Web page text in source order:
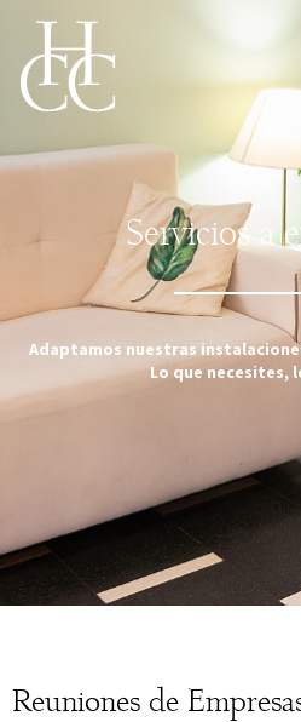
Servicios a
Adaptamos nuestras
Lo que necesites,
Reuniones de